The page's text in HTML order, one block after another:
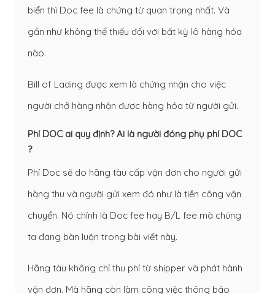
biển thì Doc fee là chứng từ quan trọng nhất. Và
gần như không thể thiếu đối với bất kỳ lô hàng hóa
nào.
Bill of Lading được xem là chứng nhận cho việc
người chở hàng nhận được hàng hóa từ người gửi.
Phí DOC ai quy định? Ai là người đóng phụ phí DOC
?
Phí Doc sẽ do hãng tàu cấp vận đơn cho người gửi
hàng thu và người gửi xem đó như là tiền công vận
chuyển. Nó chính là Doc fee hay B/L fee mà chúng
ta đang bàn luận trong bài viết này.
Hãng tàu không chỉ thu phí từ shipper và phát hành
vận đơn. Mà hãng còn làm công việc thông báo